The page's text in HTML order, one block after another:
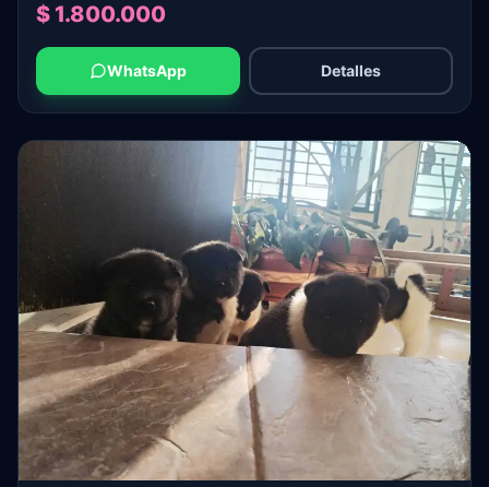
$ 1.800.000
WhatsApp Detalles